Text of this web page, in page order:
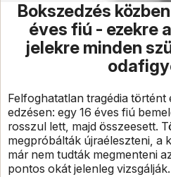
Bokszedzés
éves fiú - ezekre
jelekre minden
Felfoghatatlan tragédia
edzésen: egy 16 éves fiú
rosszul lett, majd összeesett.
megpróbálták újraéleszteni, a
már nem tudták megmenteni
pontos okát jelenleg vizsgálják.